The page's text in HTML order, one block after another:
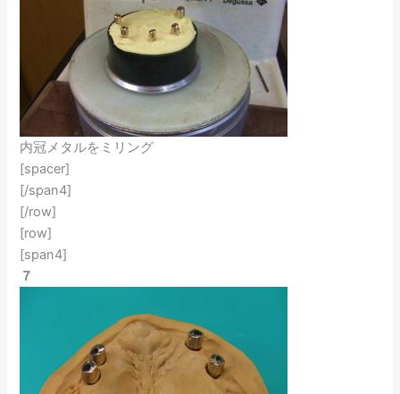
内冠メタルをミリング
[spacer]
[/span4]
[/row]
[row]
[span4]
７